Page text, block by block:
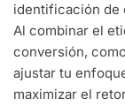
identificación de
Al combinar el
conversión,
ajustar tu
maximizar el